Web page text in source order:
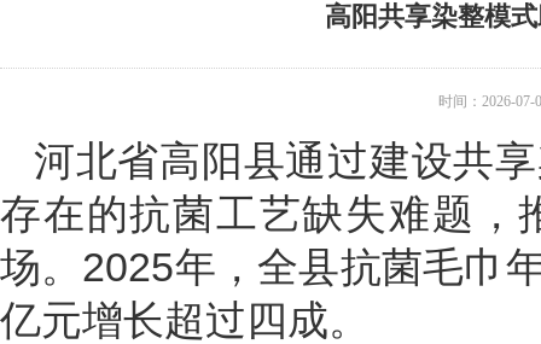
高阳共享染整模
时间：2026-07-
河北省高阳县通过建设共
存在的抗菌工艺缺失难题，
场。2025年，全县抗菌毛巾
亿元增长超过四成。